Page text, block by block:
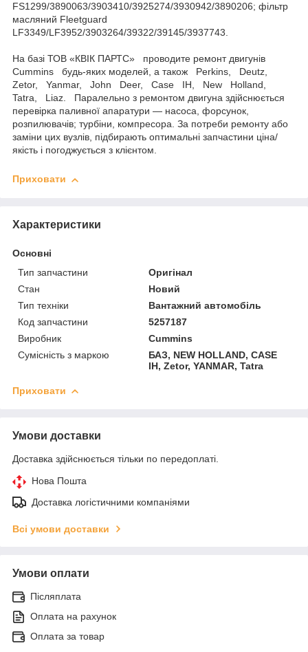
FS1299/3890063/3903410/3925274/3930942/3890206; фільтр
масляний Fleetguard
LF3349/LF3952/3903264/39322/39145/3937743.
На базі ТОВ «КВІК ПАРТС» проводите ремонт двигунів
Cummins будь-яких моделей, а також Perkins, Deutz,
Zetor, Yanmar, John Deer, Case IH, New Holland,
Tatra, Liaz. Паралельно з ремонтом двигуна здійснюється
перевірка паливної апаратури — насоса, форсунок,
розпилювачів; турбіни, компресора. За потреби ремонту або
заміни цих вузлів, підбирають оптимальні запчастини ціна/
якість і погоджується з клієнтом.
Приховати
Характеристики
Основні
Тип запчастини
Оригінал
Стан
Новий
Тип техніки
Вантажний автомобіль
Код запчастини
5257187
Виробник
Cummins
Сумісність з маркою
БАЗ, NEW HOLLAND, CASE
IH, Zetor, YANMAR, Tatra
Приховати
Умови доставки
Доставка здійснюється тільки по передоплаті.
Нова Пошта
Доставка логістичними компаніями
Всі умови доставки
Умови оплати
Післяплата
Оплата на рахунок
Оплата за товар